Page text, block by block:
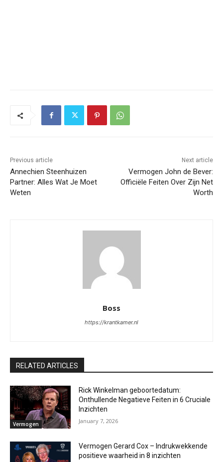
Previous article
Annechien Steenhuizen
Partner: Alles Wat Je Moet
Weten
Next article
Vermogen John de Bever:
Officiële Feiten Over Zijn Net
Worth
Boss
https://krantkamer.nl
RELATED ARTICLES
Vermogen
Rick Winkelman geboortedatum:
Onthullende Negatieve Feiten in 6 Cruciale
Inzichten
January 7, 2026
Vermogen Gerard Cox – Indrukwekkende
positieve waarheid in 8 inzichten